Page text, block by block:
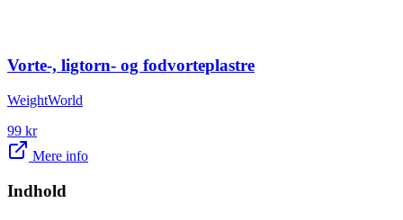
Vorte-, ligtorn- og fodvorteplastre
WeightWorld
99 kr
Mere info
Indhold